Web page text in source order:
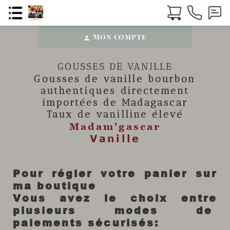
person Mon compte
GOUSSES DE VANILLE
Gousses de vanille bourbon
authentiques directement
importées de Madagascar
Taux de vanilline élevé
Madam'gascar
Vanille
Pour régler votre panier sur
ma boutique
Vous avez le choix entre
plusieurs modes de
paiements sécurisés: